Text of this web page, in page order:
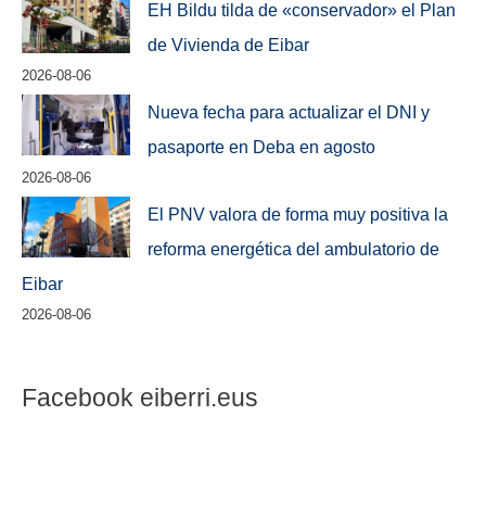
EH Bildu tilda de «conservador» el Plan
de Vivienda de Eibar
2026-08-06
Nueva fecha para actualizar el DNI y
pasaporte en Deba en agosto
2026-08-06
El PNV valora de forma muy positiva la
reforma energética del ambulatorio de
Eibar
2026-08-06
Facebook eiberri.eus